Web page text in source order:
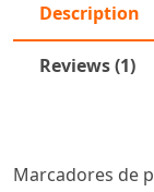
Description
Reviews (1)
Marcadores de